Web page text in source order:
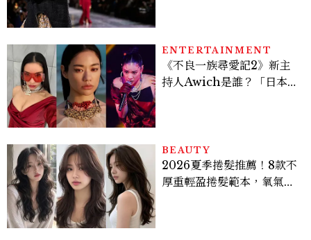
ENTERTAINMENT
《不良一族尋愛記2》新主
持人Awich是誰？「日本嘻
BEAUTY
2026夏季捲髮推薦！8款不
厚重輕盈捲髮範本，氧氣層